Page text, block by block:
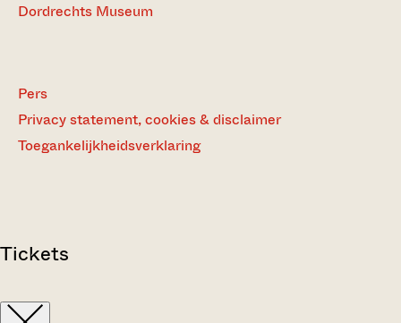
Dordrechts Museum
Pers
Privacy statement, cookies & disclaimer
Toegankelijkheidsverklaring
Tickets